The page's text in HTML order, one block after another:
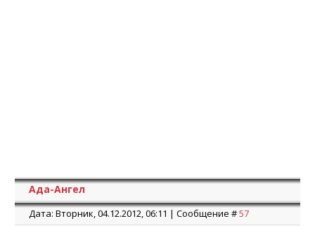
Ада-Ангел
Дата: Вторник, 04.12.2012, 06:11 | Сообщение #57